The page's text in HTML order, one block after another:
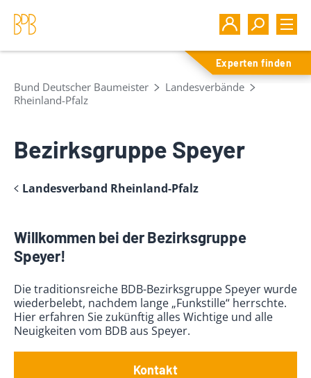
Experten finden
Bund Deutscher Baumeister
Landesverbände
Rheinland-Pfalz
Bezirksgruppe Speyer
Landesverband Rheinland-Pfalz
Willkommen bei der Bezirksgruppe
Speyer!
Die traditionsreiche BDB-Bezirksgruppe Speyer wurde
wiederbelebt, nachdem lange „Funkstille“ herrschte.
Hier erfahren Sie zukünftig alles Wichtige und alle
Neuigkeiten vom BDB aus Speyer.
Kontakt